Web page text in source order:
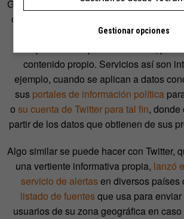
Google, amo y señor del tráfico a través
ofreciendo soluciones un tanto más
News es un portal que criba
reparte tráfico para los medios, pero
contenido propio. Servicios así son
ejemplo, cuando se aplican a datos
sus portales de información política
o su cuenta de Twitter para tal fin, donde
partir de los datos que obtienen de sus
Algo similar se puede hacer con Twitter,
una vertiente informativa propia, lanzó
servicio de alertasen diversos países
listado de fuentesque usa para
usuarios de su zona geográfica en
Gestionar opciones